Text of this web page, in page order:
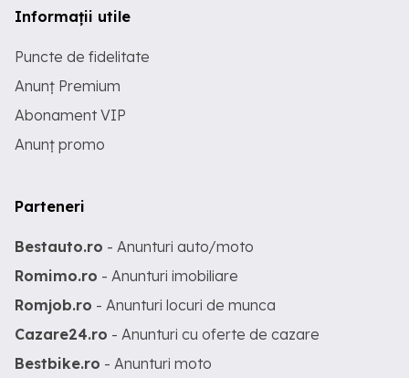
Informații utile
Puncte de fidelitate
Anunț Premium
Abonament VIP
Anunț promo
Parteneri
Bestauto.ro - Anunturi auto/moto
Romimo.ro - Anunturi imobiliare
Romjob.ro - Anunturi locuri de munca
Cazare24.ro - Anunturi cu oferte de cazare
Bestbike.ro - Anunturi moto